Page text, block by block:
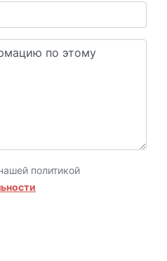
политикой